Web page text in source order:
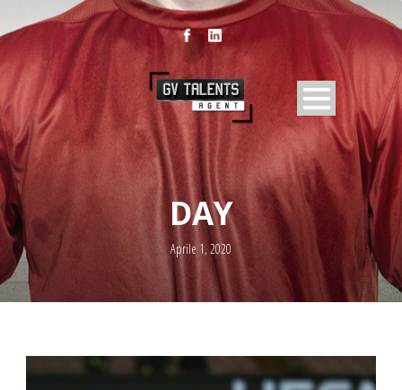
DAY
Aprile 1, 2020